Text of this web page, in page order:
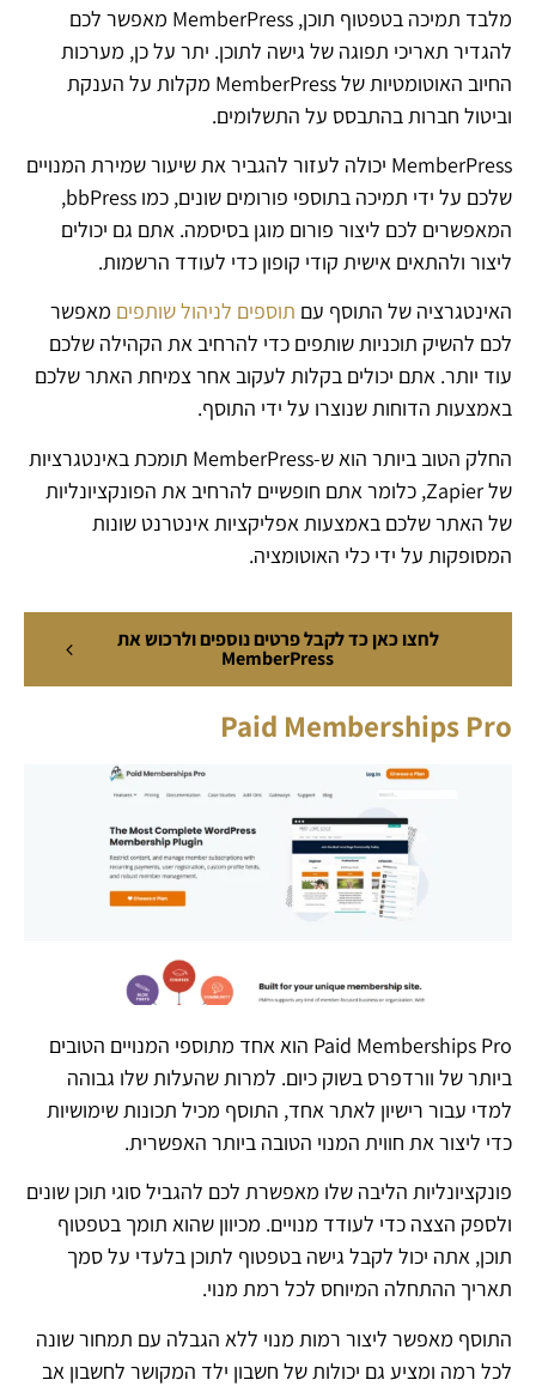
מלבד תמיכה בטפטוף תוכן, MemberPress מאפשר לכם
להגדיר תאריכי תפוגה של גישה לתוכן. יתר על כן, מערכות
החיוב האוטומטיות של MemberPress מקלות על הענקת
וביטול חברות בהתבסס על התשלומים.
MemberPress יכולה לעזור להגביר את שיעור שמירת המנויים
שלכם על ידי תמיכה בתוספי פורומים שונים, כמו bbPress,
המאפשרים לכם ליצור פורום מוגן בסיסמה. אתם גם יכולים
ליצור ולהתאים אישית קודי קופון כדי לעודד הרשמות.
האינטגרציה של התוסף עם תוספים לניהול שותפים מאפשר
לכם להשיק תוכניות שותפים כדי להרחיב את הקהילה שלכם
עוד יותר. אתם יכולים בקלות לעקוב אחר צמיחת האתר שלכם
באמצעות הדוחות שנוצרו על ידי התוסף.
החלק הטוב ביותר הוא ש-MemberPress תומכת באינטגרציות
של Zapier, כלומר אתם חופשיים להרחיב את הפונקציונליות
של האתר שלכם באמצעות אפליקציות אינטרנט שונות
המסופקות על ידי כלי האוטומציה.
לחצו כאן כד לקבל פרטים נוספים ולרכוש את
MemberPress
Paid Memberships Pro
Paid Memberships Pro הוא אחד מתוספי המנויים הטובים
ביותר של וורדפרס בשוק כיום. למרות שהעלות שלו גבוהה
למדי עבור רישיון לאתר אחד, התוסף מכיל תכונות שימושיות
כדי ליצור את חווית המנוי הטובה ביותר האפשרית.
פונקציונליות הליבה שלו מאפשרת לכם להגביל סוגי תוכן שונים
ולספק הצצה כדי לעודד מנויים. מכיוון שהוא תומך בטפטוף
תוכן, אתה יכול לקבל גישה בטפטוף לתוכן בלעדי על סמך
תאריך ההתחלה המיוחס לכל רמת מנוי.
התוסף מאפשר ליצור רמות מנוי ללא הגבלה עם תמחור שונה
לכל רמה ומציע גם יכולות של חשבון ילד המקושר לחשבון אב